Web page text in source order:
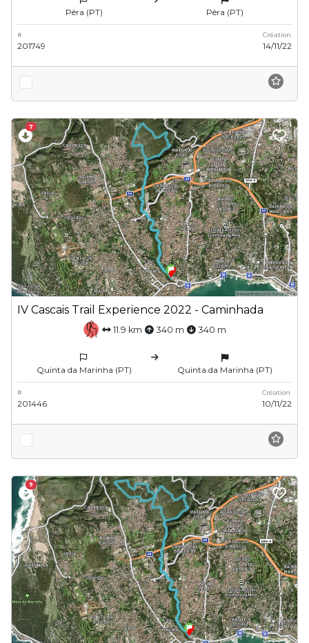
Pêra (PT) Pêra (PT)
#
201749
Création
14/11/22
7
IV Cascais Trail Experience 2022 - Caminhada
11.9 km 340 m 340 m
Quinta da Marinha (PT) Quinta da Marinha (PT)
#
201446
Création
10/11/22
9